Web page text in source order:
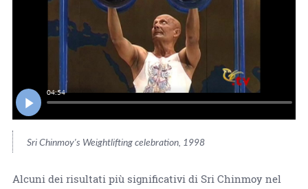
04:54
Sri Chinmoy's Weightlifting celebration, 1998
Alcuni dei risultati più significativi di Sri Chinmoy nel